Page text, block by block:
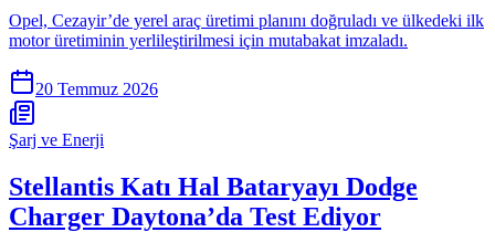
Opel, Cezayir’de yerel araç üretimi planını doğruladı ve ülkedeki ilk
motor üretiminin yerlileştirilmesi için mutabakat imzaladı.
20 Temmuz 2026
Şarj ve Enerji
Stellantis Katı Hal Bataryayı Dodge
Charger Daytona’da Test Ediyor